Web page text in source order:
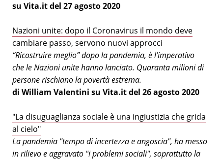
su Vita.it del 27 agosto 2020
Nazioni unite: dopo il Coronavirus il mondo deve
cambiare passo, servono nuovi approcci
“Ricostruire meglio” dopo la pandemia, è l’imperativo
che le Nazioni unite hanno lanciato. Quaranta milioni di
persone rischiano la povertà estrema.
di William Valentini su Vita.it del 26 agosto 2020
"La disuguaglianza sociale è una ingiustizia che grida
al cielo"
La pandemia "tempo di incertezza e angoscia", ha messo
in rilievo e aggravato "i problemi sociali", soprattutto la